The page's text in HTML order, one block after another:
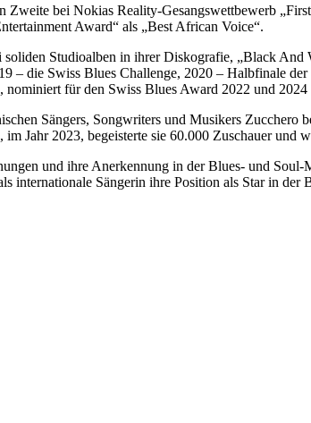
Zweite bei Nokias Reality-Gesangswettbewerb
Award“ als „Best African Voice“.
Studioalben in ihrer Diskografie, „Black
– die Swiss Blues Challenge, 2020 – Halbfinale
für den Swiss Blues Award 2022 und
Sängers, Songwriters und Musikers
Jahr 2023, begeisterte sie 60.000 Zuschauer und
und ihre Anerkennung in der Blues- und
internationale Sängerin ihre Position als Star in der